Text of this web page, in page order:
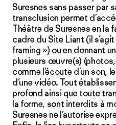
Suresnes sans passer par
transclusion permet
Théâtre de Suresnes en la
cadre du Site Liant (il
framing ») ou en donnant
plusieurs œuvre(s)
comme l’écoute d’un son,
d’une vidéo. Tout
profond ainsi que toute
la forme, sont interdits à
Suresnes ne l’autorise